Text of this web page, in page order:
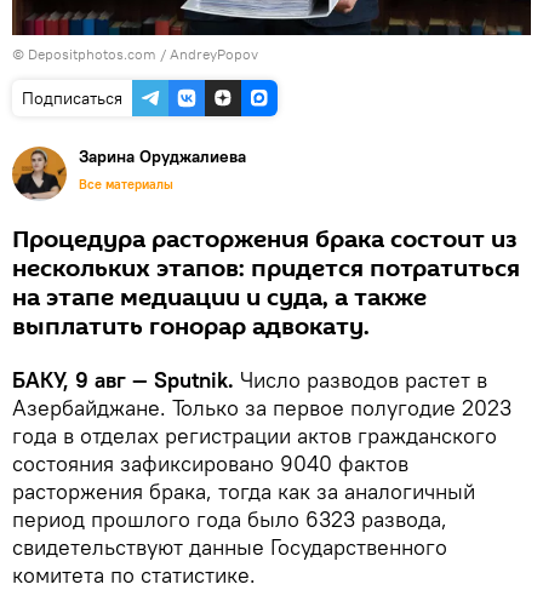
© Depositphotos.com / AndreyPopov
Подписаться
Зарина Оруджалиева
Все материалы
Процедура расторжения брака состоит из
нескольких этапов: придется потратиться
на этапе медиации и суда, а также
выплатить гонорар адвокату.
БАКУ, 9 авг — Sputnik. Число разводов растет в
Азербайджане. Только за первое полугодие 2023
года в отделах регистрации актов гражданского
состояния зафиксировано 9040 фактов
расторжения брака, тогда как за аналогичный
период прошлого года было 6323 развода,
свидетельствуют данные Государственного
комитета по статистике.